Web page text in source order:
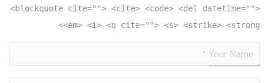
<blockquote cite=""> <cite> <code> <del datetime="">
<em> <i> <q cite=""> <s> <strike> <strong>
Alternative: